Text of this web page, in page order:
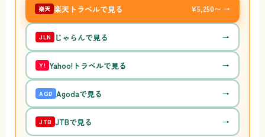
楽天 楽天トラベルで見る ¥5,250〜 →
JLN じゃらんで見る →
Y! Yahoo!トラベルで見る →
AGD Agodaで見る →
JTB JTBで見る →